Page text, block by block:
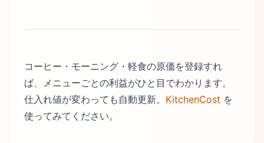
コーヒー・モーニング・軽食の原価を登録すれ
ば、メニューごとの利益がひと目でわかります。
仕入れ値が変わっても自動更新。 KitchenCost を
使ってみてください。